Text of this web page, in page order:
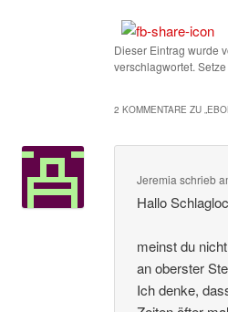
Dieser Eintrag wurde
verschlagwortet.
2 KOMMENTARE ZU „
Jeremia schrieb
Hallo
meinst du
an oberster
Ich denke,